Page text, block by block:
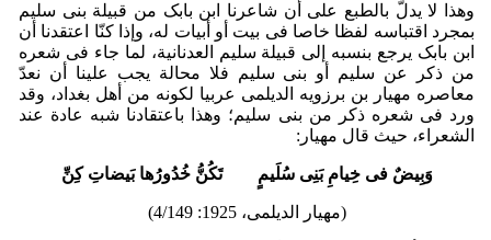
وهذا لا یدلّ بالطبع على أن شاعرنا ابن بابک من قبیلة بنی سلیم
بمجرد اقتباسه لفظا خاصا فی بیت أو أبیات له، وإذا کنّا اعتقدنا أن
ابن بابک یرجع بنسبه إلى قبیلة سلیم العدنانیة، لما جاء فی شعره
من ذکر عن سلیم أو بنی سلیم فلا محالة یجب علینا أن نعدّ
معاصره مهیار بن برزویه الدیلمی عربیا لکونه من أهل بغداد، وقد
ورد فی شعره ذکر من بنی سلیم؛ وهذا باعتقادنا شبه عادة عند
الشعراء، حیث قال مهیار:
وَبِیضٌ فی خِیامِ بَنِی سُلَیمٍ تَکُنُّ خُدُورُها بَیضاتِ کِنِّ
(مهیار الدیلمی، 1925: 4/149)